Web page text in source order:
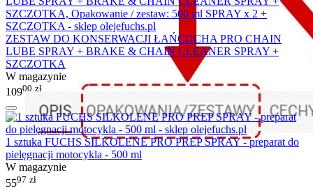
ZESTAW DO KONSERWACJI ŁAŃCUCHA PRO CHAIN
LUBE SPRAY + BRAKE & CHAIN CLEANER SPRAY +
SZCZOTKA
W magazynie
10900 zł
1 sztuka FUCHS SILKOLENE PRO PREP SPRAY - preparat do
pielęgnacji motocykla - 500 ml
W magazynie
5597 zł